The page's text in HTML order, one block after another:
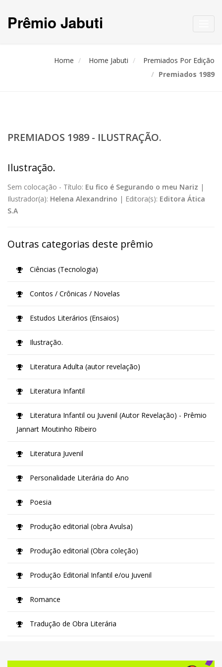
Prêmio Jabuti
Home Home Jabuti
Premiados Por Edição
Premiados 1989
PREMIADOS 1989 - ILUSTRAÇÃO.
Ilustração.
Sem colocação - Título: Eu fico é Segurando o meu Nariz |
Ilustrador(a): Helena Alexandrino | Editora(s): Editora Ática
S.A
Outras categorias deste prêmio
Ciências (Tecnologia)
Contos / Crônicas / Novelas
Estudos Literários (Ensaios)
Ilustração.
Literatura Adulta (autor revelação)
Literatura Infantil
Literatura Infantil ou Juvenil (Autor Revelação) - Prêmio
Jannart Moutinho Ribeiro
Literatura Juvenil
Personalidade Literária do Ano
Poesia
Produção editorial (obra Avulsa)
Produção editorial (Obra coleção)
Produção Editorial Infantil e/ou Juvenil
Romance
Tradução de Obra Literária